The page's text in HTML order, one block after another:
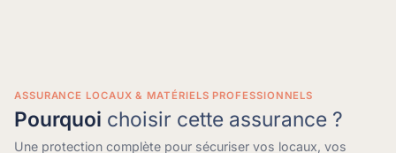
ASSURANCE LOCAUX & MATÉRIELS PROFESSIONNELS
Pourquoi choisir cette assurance ?
Une protection complète pour sécuriser vos locaux, vos